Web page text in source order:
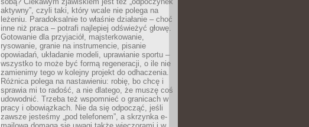
aktywny”, czyli taki, który wcale nie polega na
leżeniu. Paradoksalnie to właśnie działanie – choć
inne niż praca – potrafi najlepiej odświeżyć głowę.
Gotowanie dla przyjaciół, majsterkowanie,
rysowanie, granie na instrumencie, pisanie
opowiadań, układanie modeli, uprawianie sportu –
wszystko to może być formą regeneracji, o ile nie
zamienimy tego w kolejny projekt do odhaczenia.
Różnica polega na nastawieniu: robię, bo chcę i
sprawia mi to radość, a nie dlatego, że muszę coś
udowodnić. Trzeba też wspomnieć o granicach w
pracy i obowiązkach. Nie da się odpocząć, jeśli
zawsze jesteśmy „pod telefonem”, a skrzynka e-